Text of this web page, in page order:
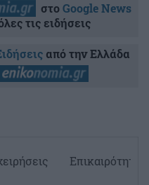
στοGoogle News
τις ειδήσεις
από την Ελλάδα
Επικαιρότητα